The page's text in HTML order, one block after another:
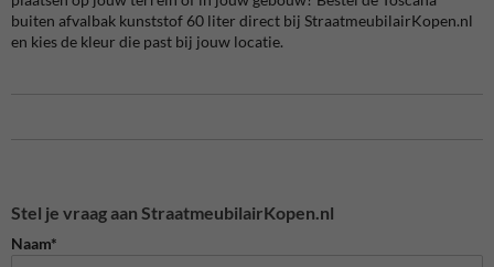
buiten afvalbak kunststof 60 liter direct bij StraatmeubilairKopen.nl
en kies de kleur die past bij jouw locatie.
Stel je vraag aan StraatmeubilairKopen.nl
Naam*